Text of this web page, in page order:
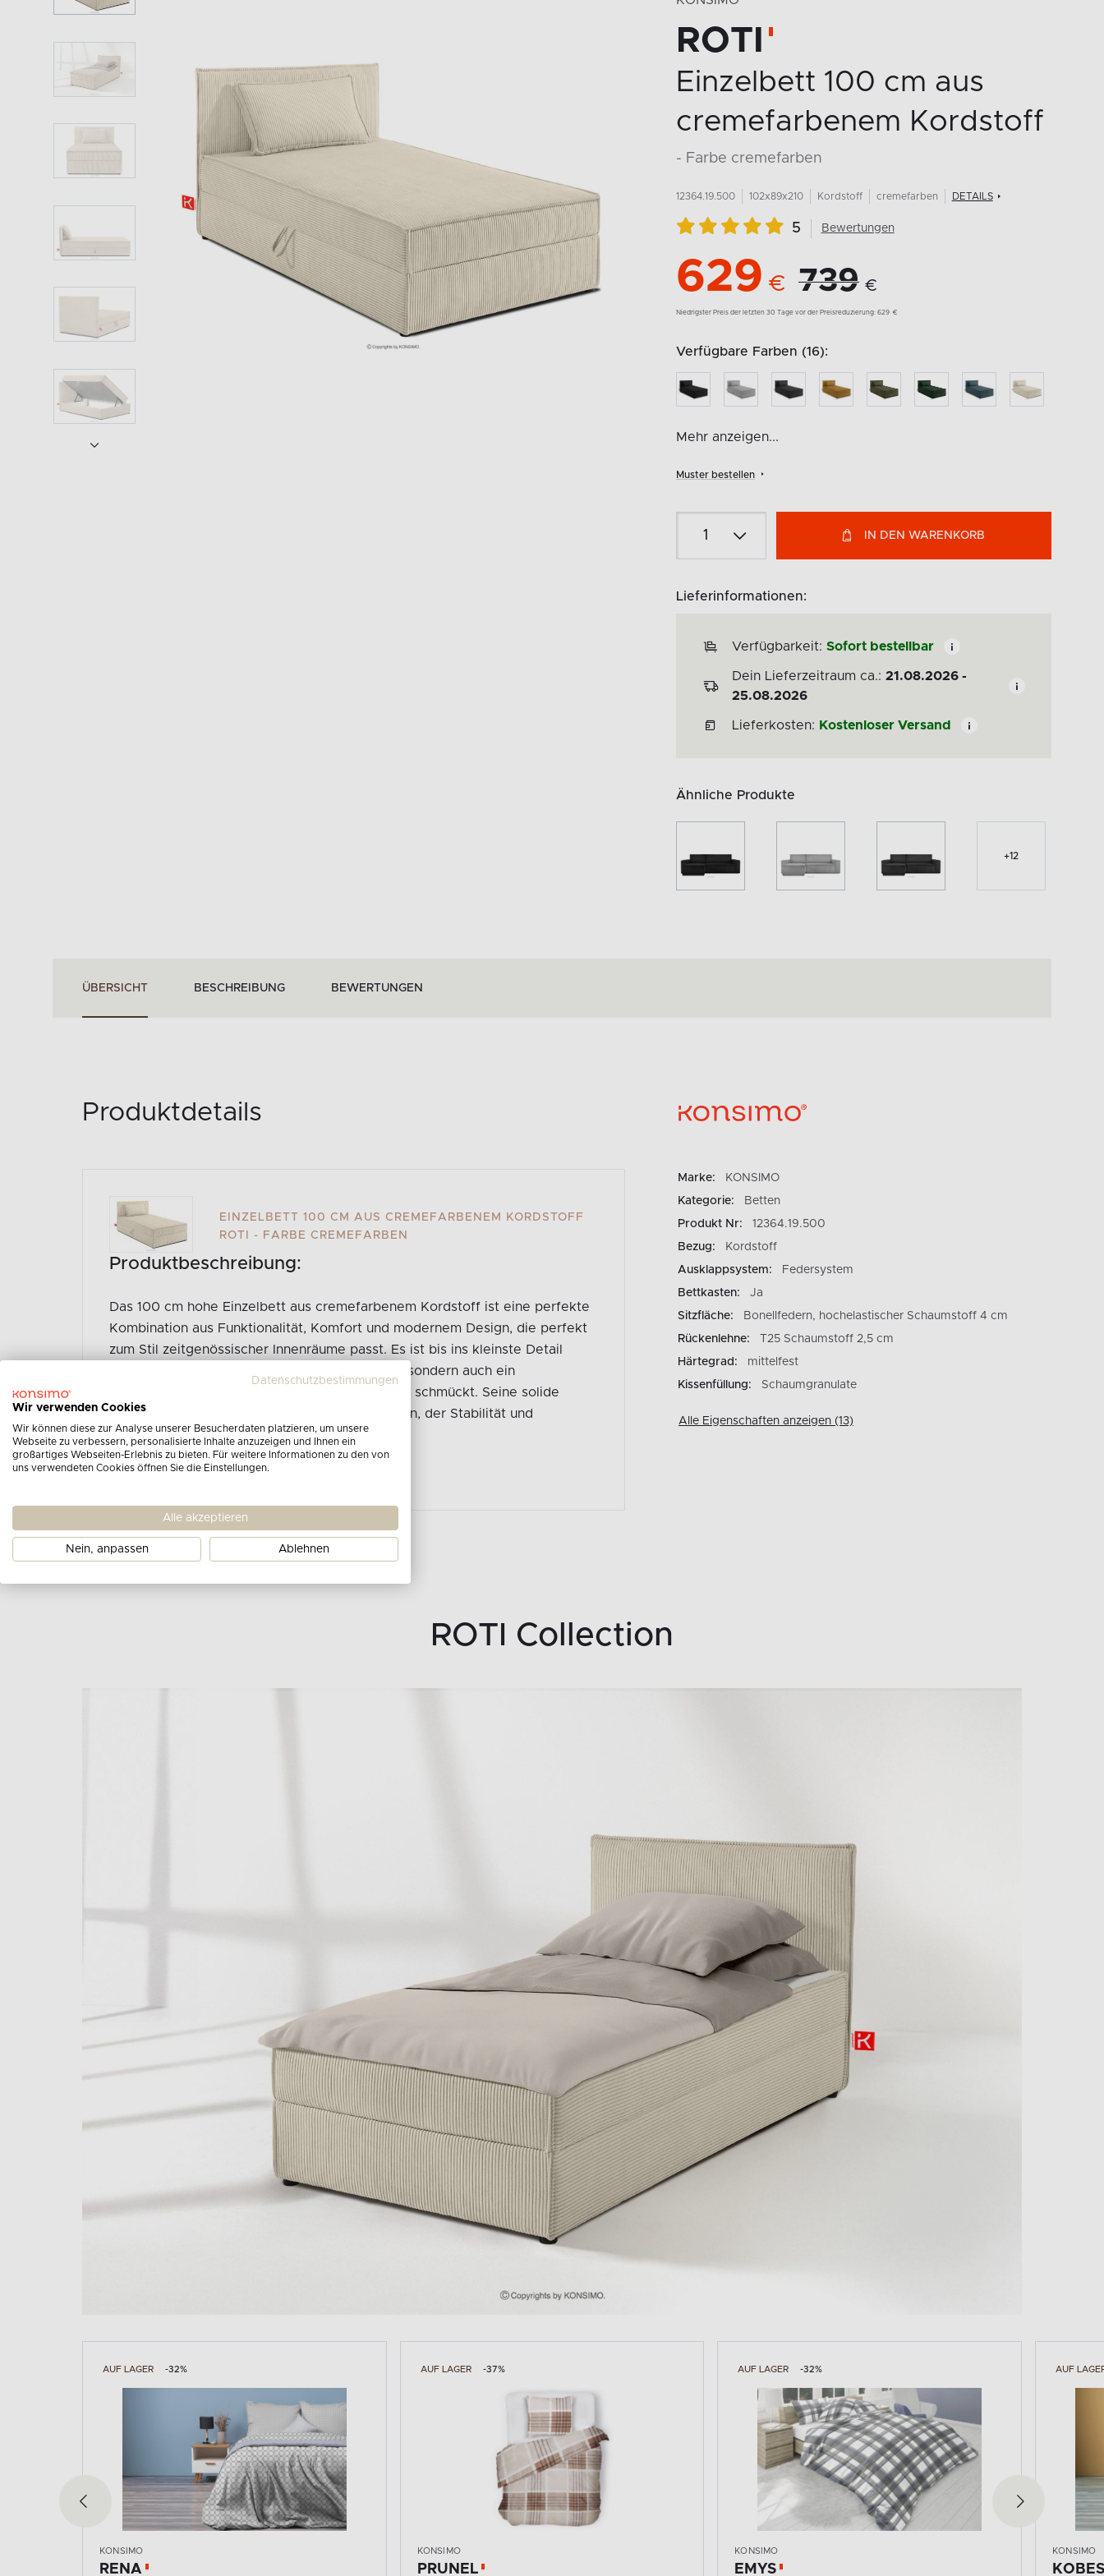
ROTI
Einzelbett 100 cm aus
cremefarbenem Kordstoff
- Farbe cremefarben
12364.19.500 102x89x210 Kordstoff cremefarben DETAILS
5 Bewertungen
629 € 739 €
Niedrigster Preis der letzten 30 Tage vor der Preisreduzierung: 629 €
Verfügbare Farben (16):
Mehr anzeigen...
Muster bestellen
IN DEN WARENKORB
Lieferinformationen:
Verfügbarkeit: Sofort bestellbar
Dein Lieferzeitraum ca.: 21.08.2026 -
25.08.2026
Lieferkosten: Kostenloser Versand
Ähnliche Produkte
+12
ÜBERSICHT BESCHREIBUNG BEWERTUNGEN
Produktdetails
EINZELBETT 100 CM AUS CREMEFARBENEM KORDSTOFF
ROTI - FARBE CREMEFARBEN
Produktbeschreibung:
Das 100 cm hohe Einzelbett aus cremefarbenem Kordstoff ist eine perfekte
Kombination aus Funktionalität, Komfort und modernem Design, die perfekt
zum Stil zeitgenössischer Innenräume passt. Es ist bis ins kleinste Detail
durchdacht und bietet nicht nur Schlafkomfort, sondern auch ein
ästhetisches Aussehen, das jedes Schlafzimmer schmückt. Seine solide
Konstruktion basiert auf einem robusten Rahmen, der Stabilität und
Langlebigkeit garantiert.
Gesamte Produktbeschreibung ansehen
Marke:
KONSIMO
Kategorie:
Betten
Produkt Nr:
12364.19.500
Bezug:
Kordstoff
Ausklappsystem:
Federsystem
Bettkasten:
Ja
Sitzfläche:
Bonellfedern, hochelastischer Schaumstoff 4 cm
Rückenlehne:
T25 Schaumstoff 2,5 cm
Härtegrad:
mittelfest
Kissenfüllung:
Schaumgranulate
Alle Eigenschaften anzeigen (13)
ROTI Collection
AUF LAGER -37%
KONSIMO
PRUNEL
AUF LAGER -32%
KONSIMO
EMYS
AUF LAGER -32%
KONSIMO
KOBES
AUF
KONSIMO
SILENE
Datenschutzbestimmungen
Wir verwenden Cookies
Wir können diese zur Analyse unserer Besucherdaten platzieren, um unsere
Webseite zu verbessern, personalisierte Inhalte anzuzeigen und Ihnen ein
großartiges Webseiten-Erlebnis zu bieten. Für weitere Informationen zu den von
uns verwendeten Cookies öffnen Sie die Einstellungen.
Alle akzeptieren
Nein, anpassen Ablehnen